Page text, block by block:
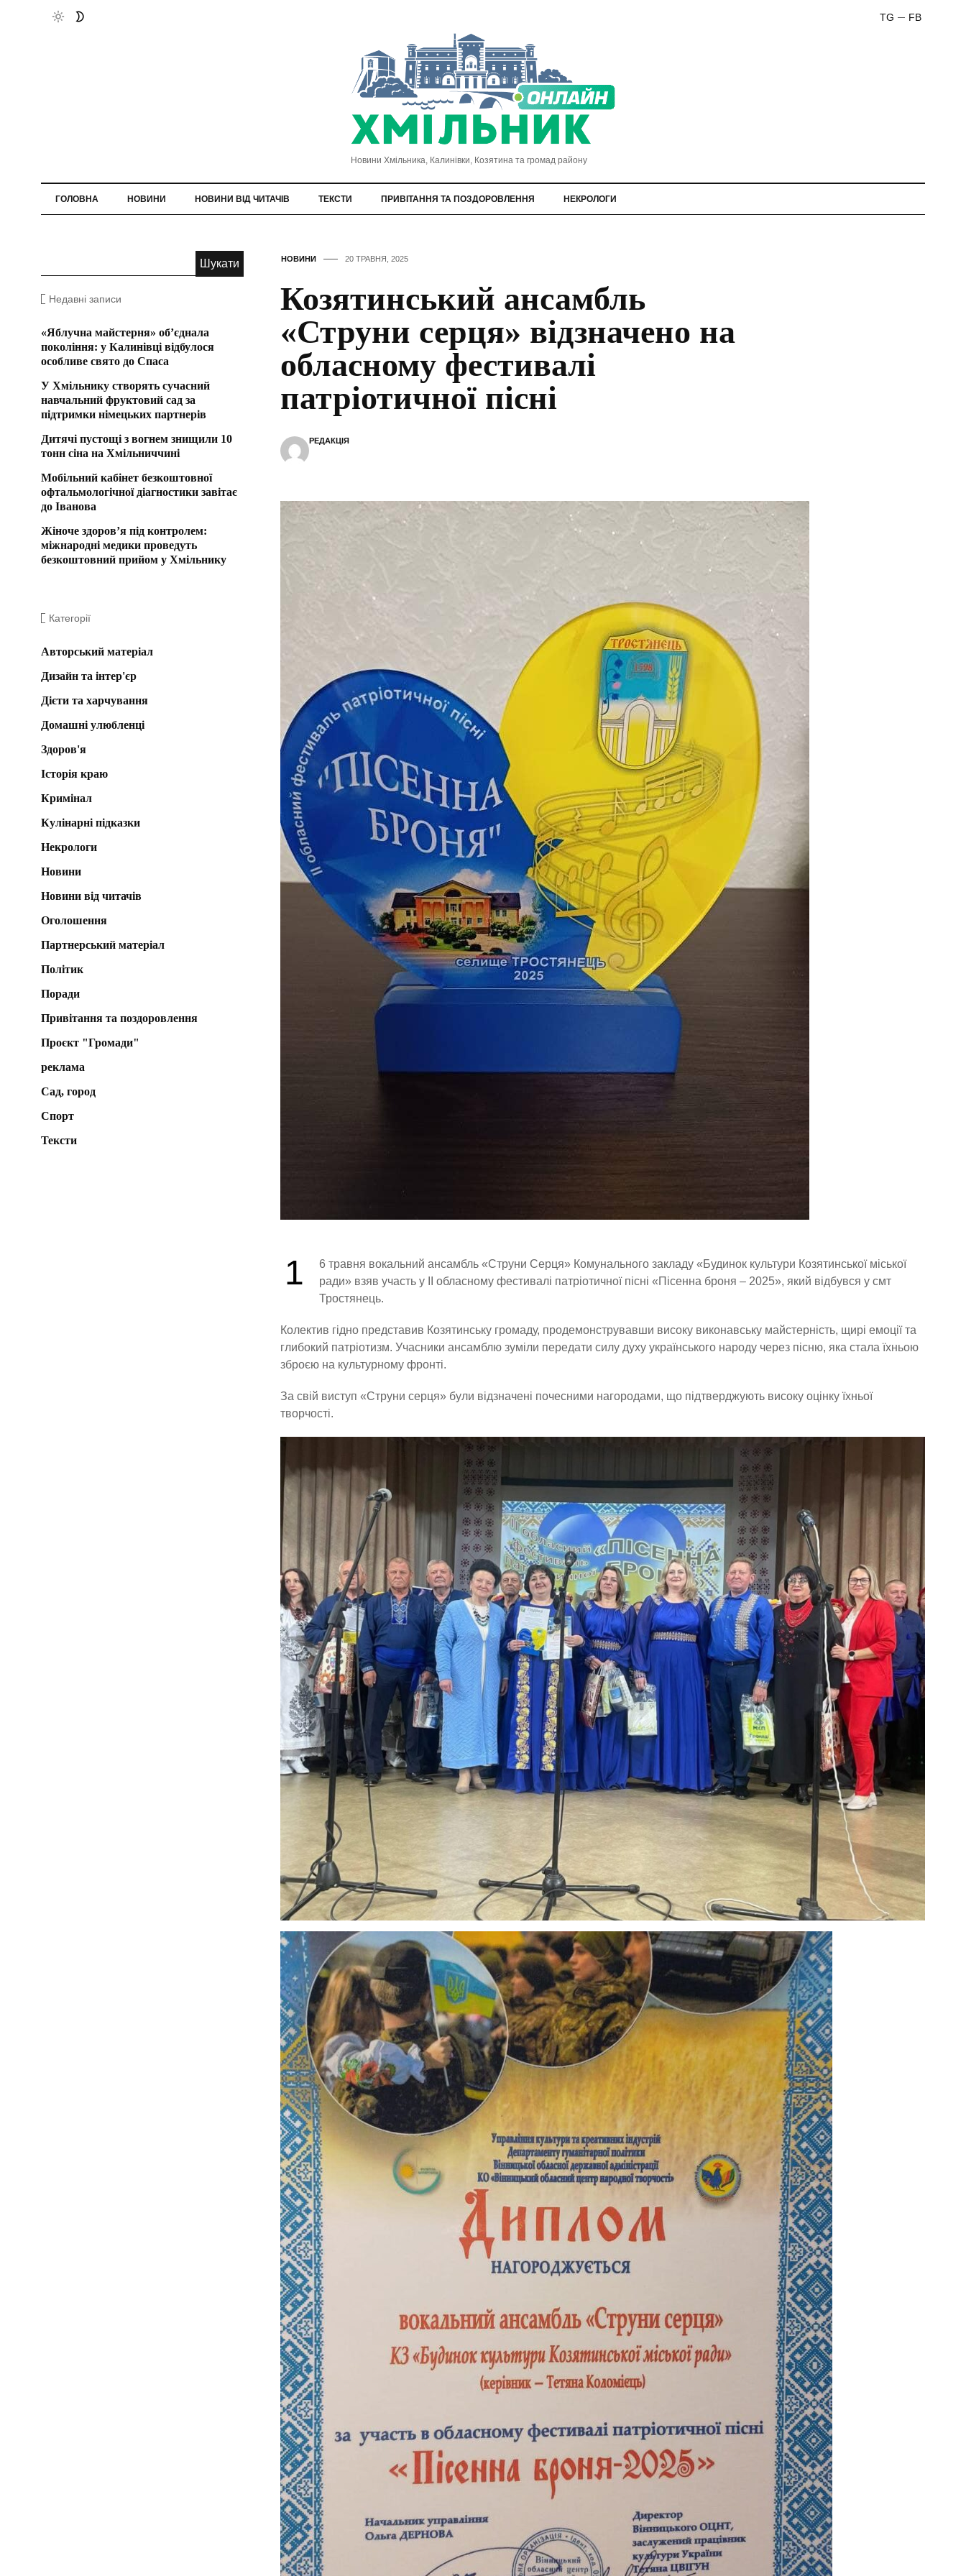
FB
TG
Новини Хмільника, Калинівки, Козятина та громад району
ГОЛОВНА НОВИНИ НОВИНИ ВІД ЧИТАЧІВ ТЕКСТИ ПРИВІТАННЯ ТА ПОЗДОРОВЛЕННЯ НЕКРОЛОГИ
НОВИНИ 20 ТРАВНЯ, 2025
Козятинський ансамбль
«Струни серця» відзначено на
обласному фестивалі
патріотичної пісні
РЕДАКЦІЯ
1
6 травня вокальний ансамбль «Струни Серця» Комунального закладу «Будинок культури Козятинської міської
ради» взяв участь у ІІ обласному фестивалі патріотичної пісні «Пісенна броня – 2025», який відбувся у смт
Тростянець.
Колектив гідно представив Козятинську громаду, продемонструвавши високу виконавську майстерність, щирі емоції та
глибокий патріотизм. Учасники ансамблю зуміли передати силу духу українського народу через пісню, яка стала їхньою
зброєю на культурному фронті.
За свій виступ «Струни серця» були відзначені почесними нагородами, що підтверджують високу оцінку їхньої
творчості.
Недавні записи
«Яблучна майстерня» об’єднала
покоління: у Калинівці відбулося
особливе свято до Спаса
У Хмільнику створять сучасний
навчальний фруктовий сад за
підтримки німецьких партнерів
Дитячі пустощі з вогнем знищили 10
тонн сіна на Хмільниччині
Мобільний кабінет безкоштовної
офтальмологічної діагностики завітає
до Іванова
Жіноче здоров’я під контролем:
міжнародні медики проведуть
безкоштовний прийом у Хмільнику
Категорії
Авторський матеріал
Дизайн та інтер'єр
Дієти та харчування
Домашні улюбленці
Здоров'я
Історія краю
Кримінал
Кулінарні підказки
Некрологи
Новини
Новини від читачів
Оголошення
Партнерський матеріал
Політик
Поради
Привітання та поздоровлення
Проєкт "Громади"
реклама
Сад, город
Спорт
Тексти